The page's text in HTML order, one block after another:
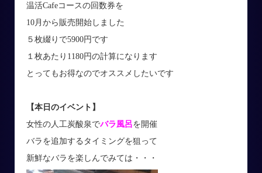
温活Cafeコースの回数券を
10月から販売開始しました
５枚綴りで5900円です
１枚あたり1180円の計算になります
とってもお得なのでオススメしたいです
【本日のイベント】
女性の人工炭酸泉でバラ風呂を開催
バラを追加するタイミングを狙って
新鮮なバラを楽しんでみては・・・